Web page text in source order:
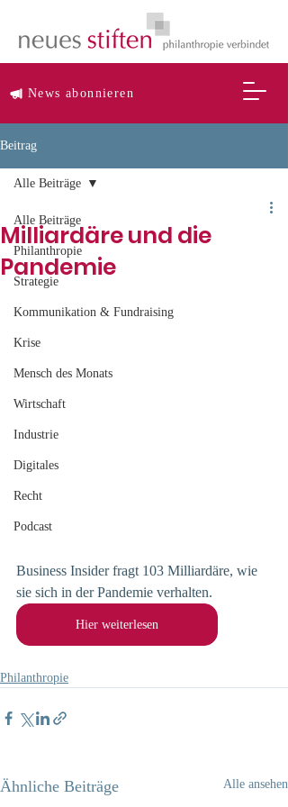
News abonnieren
Beitrag
Alle Beiträge
Philanthropie
Strategie
Kommunikation & Fundraising
Krise
Mensch des Monats
Wirtschaft
Industrie
Digitales
Recht
Podcast
Alle Beiträge
Milliardäre und die
Pandemie
Business Insider fragt 103 Milliardäre, wie
sie sich in der Pandemie verhalten.
Hier weiterlesen
Philanthropie
Ähnliche Beiträge Alle ansehen